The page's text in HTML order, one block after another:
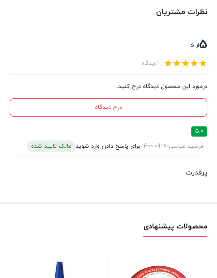
نظرات مشتریان
5از 5
از 1 دیدگاه
درمورد این محصول دیدگاه درج کنید.
درج دیدگاه
5.0
فرشید عباسی 1400-09-16 برای پاسخ دادن وارد شوید مالک تایید شده
پرقدرت
محصولات پیشنهادی